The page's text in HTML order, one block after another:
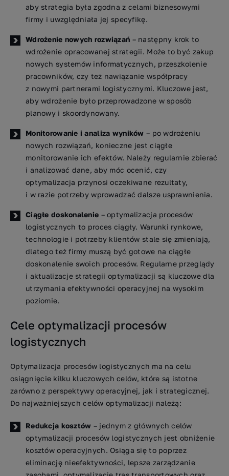
aby strategia była zgodna z celami biznesowymi
firmy i uwzględniała jej specyfikę.
Wdrożenie nowych rozwiązań – następny krok to
wdrożenie opracowanej strategii. Może to być zakup
nowych systemów informatycznych, przeszkolenie
pracowników, czy też nawiązanie współpracy
z nowymi partnerami logistycznymi. Kluczowe jest,
aby wdrożenie było przeprowadzone w sposób
planowy i skoordynowany.
Monitorowanie i analiza wyników – po wdrożeniu
nowych rozwiązań, konieczne jest ciągłe
monitorowanie ich efektów. Należy regularnie zbierać
i analizować dane, aby móc ocenić, czy
optymalizacja przynosi oczekiwane rezultaty,
i w razie potrzeby wprowadzać dalsze usprawnienia.
Ciągłe doskonalenie – optymalizacja procesów
logistycznych to proces ciągły. Warunki rynkowe,
technologie i potrzeby klientów stale się zmieniają,
dlatego też firmy muszą być gotowe na ciągłe
doskonalenie swoich procesów. Regularne przeglądy
i aktualizacje strategii optymalizacji są kluczowe dla
utrzymania efektywności operacyjnej na wysokim
poziomie.
Cele optymalizacji procesów
logistycznych
Optymalizacja procesów logistycznych ma na celu
osiągnięcie kilku kluczowych celów, które są istotne
zarówno z perspektywy operacyjnej, jak i strategicznej.
Do najważniejszych celów optymalizacji należą:
Redukcja kosztów – jednym z głównych celów
optymalizacji procesów logistycznych jest obniżenie
kosztów operacyjnych. Osiąga się to poprzez
eliminację nieefektywności, lepsze zarządzanie